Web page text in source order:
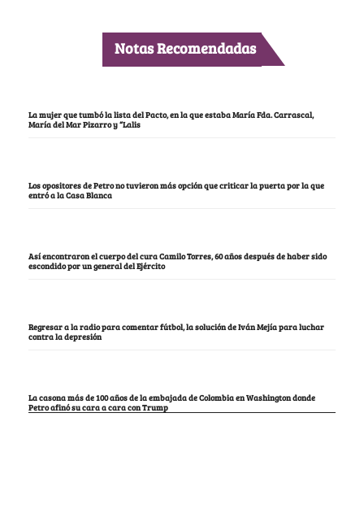
Notas Recomendadas
La mujer que tumbó la lista del Pacto, en la que estaba María Fda. Carrascal,
María del Mar Pizarro y “Lalis
Los opositores de Petro no tuvieron más opción que criticar la puerta por la que
entró a la Casa Blanca
Así encontraron el cuerpo del cura Camilo Torres, 60 años después de haber sido
escondido por un general del Ejército
Regresar a la radio para comentar fútbol, la solución de Iván Mejía para luchar
contra la depresión
La casona más de 100 años de la embajada de Colombia en Washington donde
Petro afinó su cara a cara con Trump